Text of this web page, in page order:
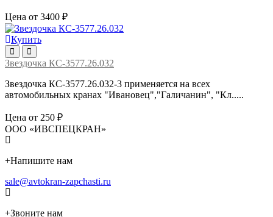
Цена от 3400 ₽
Купить
Звездочка КС-3577.26.032
Звездочка КС-3577.26.032-3 применяется на всех
автомобильных кранах "Ивановец","Галичанин", "Кл.....
Цена от 250 ₽
ООО «ИВСПЕЦКРАН»
+Напишите нам
sale@avtokran-zapchasti.ru
+Звоните нам